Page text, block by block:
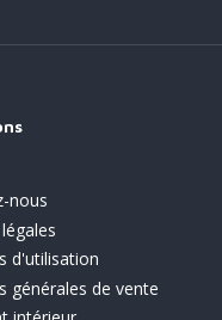
nous
d'utilisation
générales de vente